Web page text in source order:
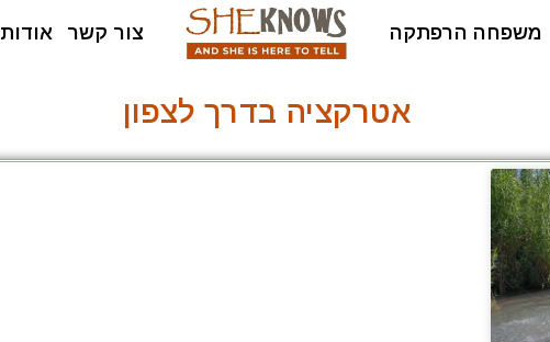
משפחה הרפתקה צור קשר אודות
אטרקציה בדרך לצפון